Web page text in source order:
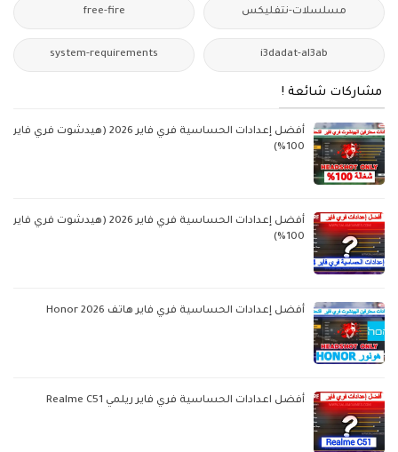
مسلسلات-نتفليكس free-fire
i3dadat-al3ab
system-requirements
مشاركات شائعة !
أفضل إعدادات الحساسية فري فاير 2026 (هيدشوت فري فاير
100%)
أفضل إعدادات الحساسية فري فاير 2026 (هيدشوت فري فاير
100%)
أفضل إعدادات الحساسية فري فاير هاتف Honor 2026
أفضل اعدادات الحساسية فري فاير ريلمي Realme C51